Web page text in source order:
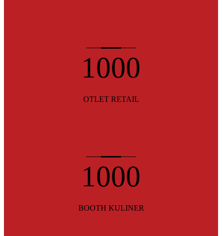
1000
OTLET RETAIL
1000
BOOTH KULINER